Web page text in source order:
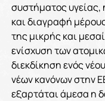
συστήματος
και διαγραφή
της μικρής και
ενίσχυση των
διεκδίκηση ενός
νέων κανόνων στην
εξαρτάται άμεσα η